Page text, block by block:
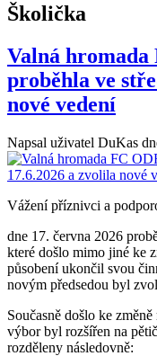
Školička
Valná
proběhla ve
nové vedení
Napsal uživatel DuKas
Vážení příznivci a
dne 17. června 2026
které došlo mimo jiné ke
působení ukončil svou
novým předsedou byl
Současně došlo ke
výbor byl rozšířen na
rozděleny následovně: